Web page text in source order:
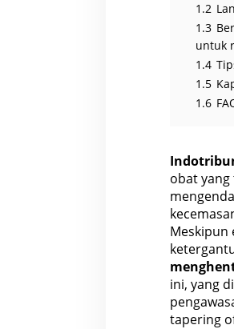
1.2
1.3
untuk
1.4
1.5
1.6
obat
Meskipun
ini, yang
tapering